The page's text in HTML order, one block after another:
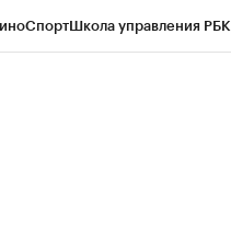
СпортШкола управления РБК